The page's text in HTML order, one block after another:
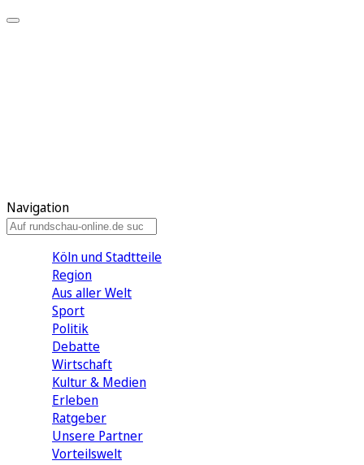
Navigation
Köln und Stadtteile
Region
Aus aller Welt
Sport
Politik
Debatte
Wirtschaft
Kultur & Medien
Erleben
Ratgeber
Unsere Partner
Vorteilswelt